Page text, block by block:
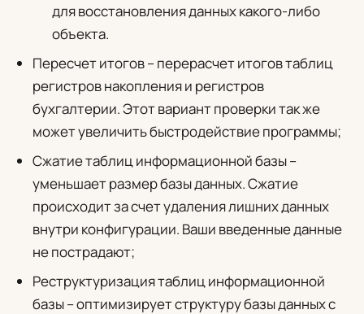
для восстановления данных какого-либо
объекта.
Пересчет итогов– перерасчет итогов таблиц
регистров накопления и регистров
бухгалтерии. Этот вариант проверки так же
может увеличить быстродействие программы;
Сжатие таблиц информационной базы–
уменьшает размер базы данных. Сжатие
происходит за счет удаления лишних данных
внутри конфигурации. Ваши введенные данные
не пострадают;
Реструктуризация таблиц информационной
базы– оптимизирует структуру базы данных с